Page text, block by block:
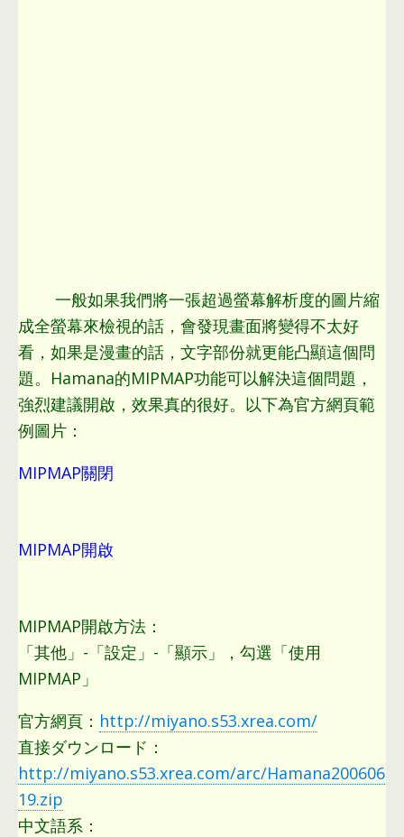
一般如果我們將一張超過螢幕解析度的圖片縮
成全螢幕來檢視的話 ， 會發現畫面將變得不太好
看 ， 如果是漫畫的話 ， 文字部份就更能凸顯這個問
題。 Hamana的MIPMAP功能可以解決這個問題 ，
強烈建議開啟 ， 效果真的很好。 以下為官方網頁範
例圖片 ：
MIPMAP關閉
MIPMAP開啟
MIPMAP開啟方法 ：
「其他」-「設定」-「顯示」
， 勾選「使用
MIPMAP」
官方網頁 ： http://miyano.s53.xrea.com/
直接ダウンロード：
http://miyano.s53.xrea.com/arc/Hamana200606
19.zip
中文語系 ：